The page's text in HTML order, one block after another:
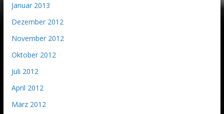
Januar 2013
Dezember 2012
November 2012
Oktober 2012
Juli 2012
April 2012
März 2012